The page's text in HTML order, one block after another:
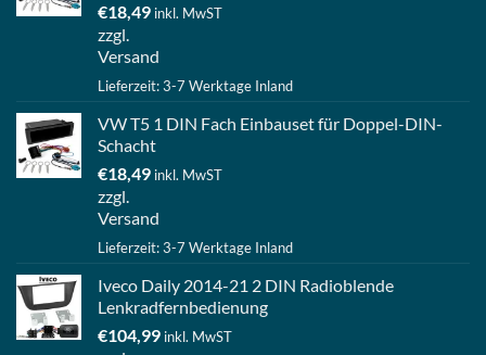
€18,49 inkl. MwST
zzgl.
Versand
Lieferzeit: 3-7 Werktage Inland
VW T5 1 DIN Fach Einbauset für Doppel-DIN-
Schacht
€18,49 inkl. MwST
zzgl.
Versand
Lieferzeit: 3-7 Werktage Inland
Iveco Daily 2014-21 2 DIN Radioblende
Lenkradfernbedienung
€104,99 inkl. MwST